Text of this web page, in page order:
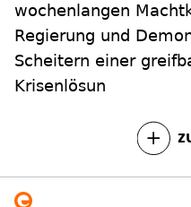
wochenlangen
Regierung und
Scheitern einer
Krisenlösun